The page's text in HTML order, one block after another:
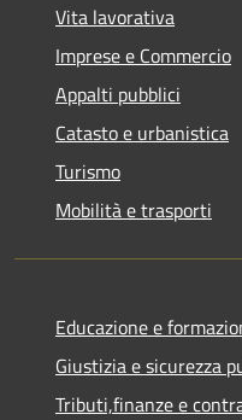
Vita lavorativa
Imprese e Commercio
Appalti pubblici
Catasto e urbanistica
Turismo
Mobilità e trasporti
Educazione e
Giustizia e sicurezza
Tributi,finanze e